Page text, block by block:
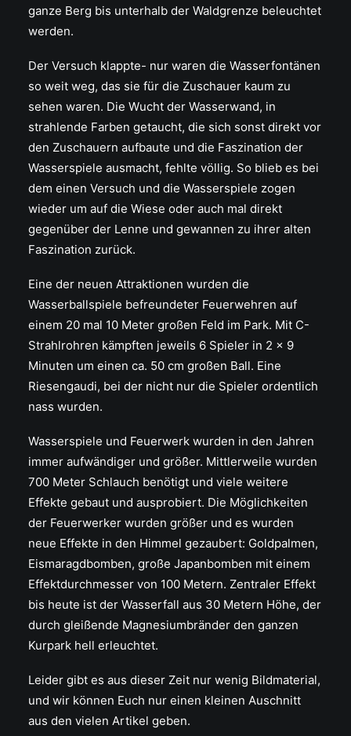
ganze Berg bis unterhalb der Waldgrenze beleuchtet
werden.
Der Versuch klappte- nur waren die Wasserfontänen
so weit weg, das sie für die Zuschauer kaum zu
sehen waren. Die Wucht der Wasserwand, in
strahlende Farben getaucht, die sich sonst direkt vor
den Zuschauern aufbaute und die Faszination der
Wasserspiele ausmacht, fehlte völlig. So blieb es bei
dem einen Versuch und die Wasserspiele zogen
wieder um auf die Wiese oder auch mal direkt
gegenüber der Lenne und gewannen zu ihrer alten
Faszination zurück.
Eine der neuen Attraktionen wurden die
Wasserballspiele befreundeter Feuerwehren auf
einem 20 mal 10 Meter großen Feld im Park. Mit C-
Strahlrohren kämpften jeweils 6 Spieler in 2 x 9
Minuten um einen ca. 50 cm großen Ball. Eine
Riesengaudi, bei der nicht nur die Spieler ordentlich
nass wurden.
Wasserspiele und Feuerwerk wurden in den Jahren
immer aufwändiger und größer. Mittlerweile wurden
700 Meter Schlauch benötigt und viele weitere
Effekte gebaut und ausprobiert. Die Möglichkeiten
der Feuerwerker wurden größer und es wurden
neue Effekte in den Himmel gezaubert: Goldpalmen,
Eismaragdbomben, große Japanbomben mit einem
Effektdurchmesser von 100 Metern. Zentraler Effekt
bis heute ist der Wasserfall aus 30 Metern Höhe, der
durch gleißende Magnesiumbränder den ganzen
Kurpark hell erleuchtet.
Leider gibt es aus dieser Zeit nur wenig Bildmaterial,
und wir können Euch nur einen kleinen Auschnitt
aus den vielen Artikel geben.